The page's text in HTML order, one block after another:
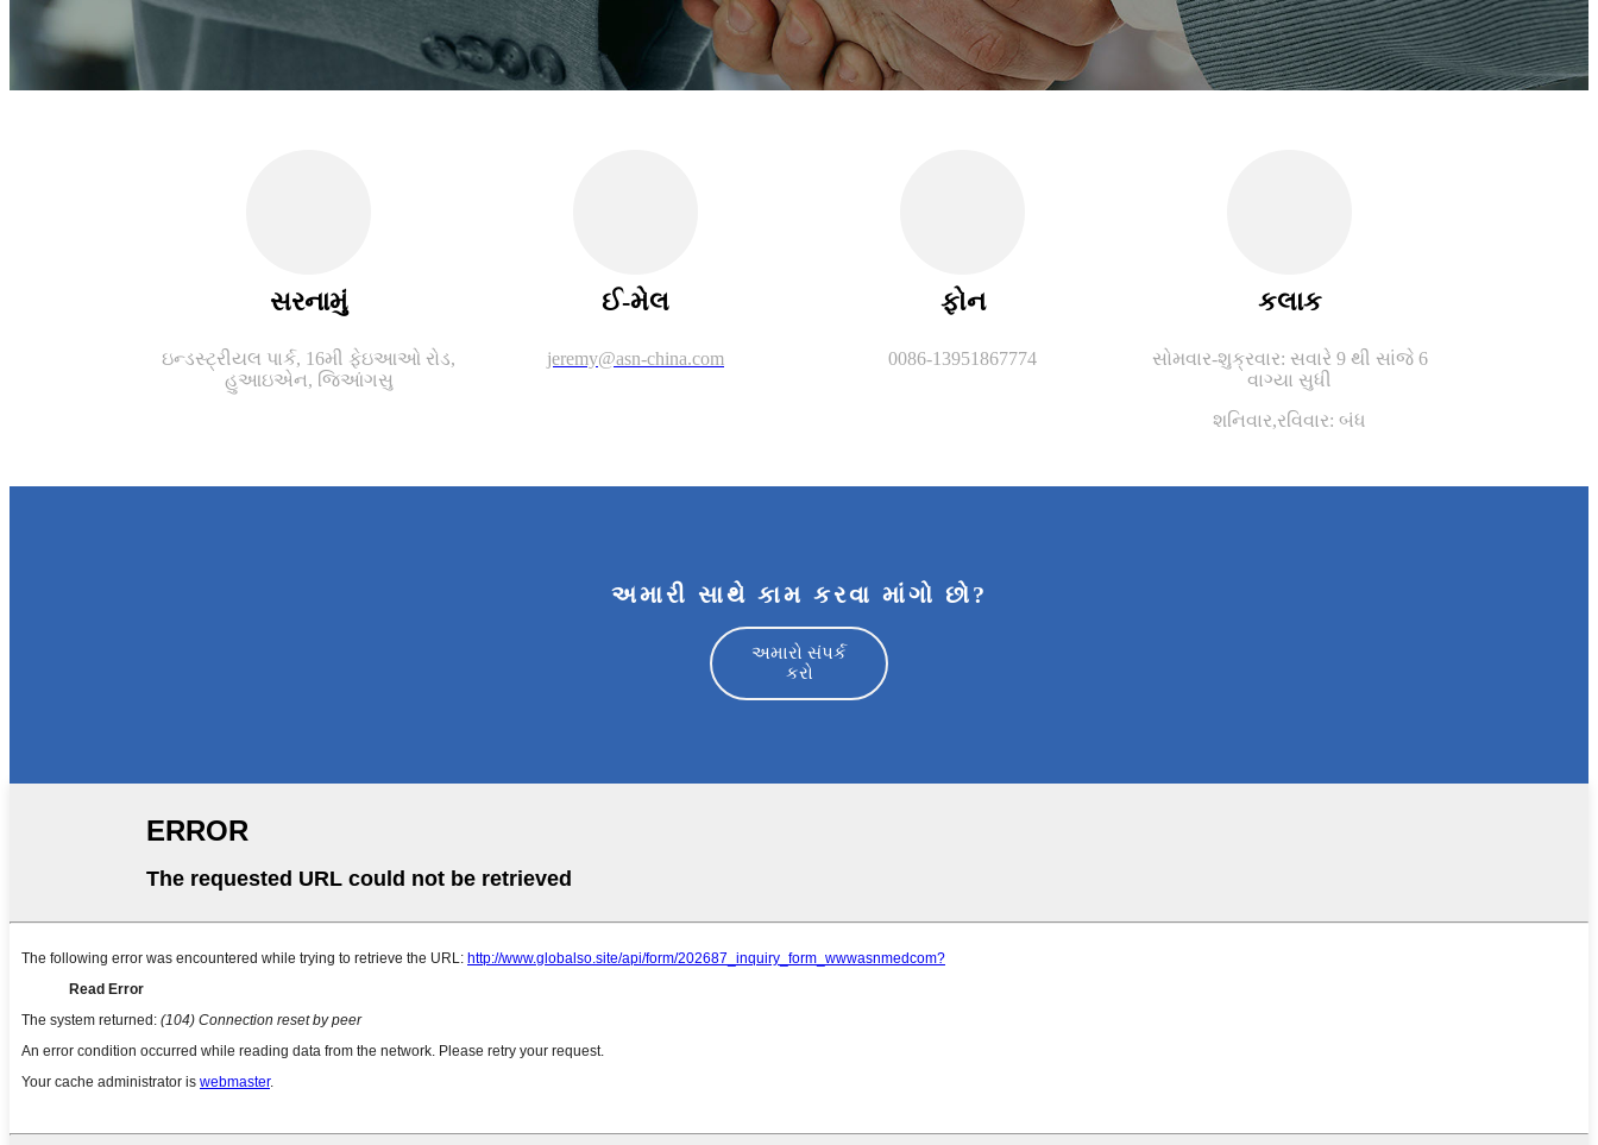
સરનામું
ઇન્ડસ્ટ્રીયલ પાર્ક, 16મી ફેઇઆઓ રોડ,
હુઆઇએન, જિઆંગસુ
ઈ-મેલ
jeremy@asn-china.com
ફોન
0086-13951867774
કલાક
સોમવાર-શુક્રવાર: સવારે 9 થી સાંજે 6
વાગ્યા સુધી
શનિવાર,રવિવાર: બંધ
અમારી સાથે કામ કરવા માંગો છો?
અમારો સંપર્ક
કરો